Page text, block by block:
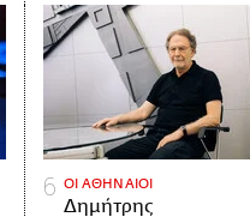
ΟΙ ΑΘΗΝΑΙΟΙ
Δημήτρης